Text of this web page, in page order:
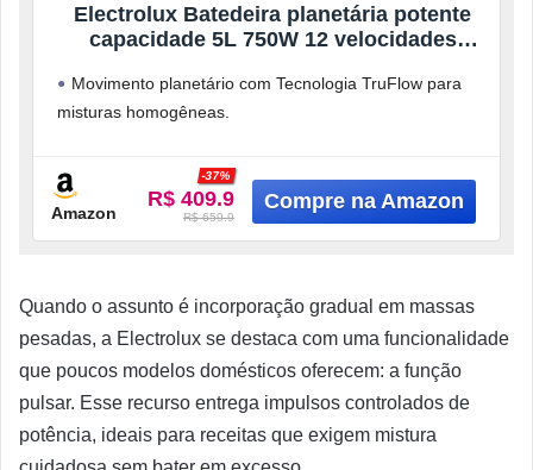
Electrolux Batedeira planetária potente
capacidade 5L 750W 12 velocidades
antiderrapante EKM30 preto 127v
Movimento planetário com Tecnologia TruFlow para
misturas homogêneas.
Pulsar para precisão.
Amazon
R$ 409.9
-37%
R$ 659.9
Quando o assunto é incorporação gradual em massas
pesadas, a Electrolux se destaca com uma funcionalidade
que poucos modelos domésticos oferecem: a função
pulsar. Esse recurso entrega impulsos controlados de
potência, ideais para receitas que exigem mistura